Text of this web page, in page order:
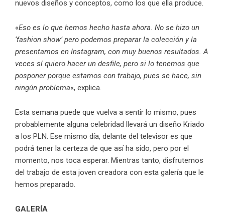
nuevos diseños y conceptos, como los que ella produce.
«Eso es lo que hemos hecho hasta ahora. No se hizo un
‘fashion show’ pero podemos preparar la colección y la
presentamos en Instagram, con muy buenos resultados. A
veces sí quiero hacer un desfile, pero si lo tenemos que
posponer porque estamos con trabajo, pues se hace, sin
ningún problema«, explica.
Esta semana puede que vuelva a sentir lo mismo, pues
probablemente alguna celebridad llevará un diseño Kriado
a los PLN. Ese mismo día, delante del televisor es que
podrá tener la certeza de que así ha sido, pero por el
momento, nos toca esperar. Mientras tanto, disfrutemos
del trabajo de esta joven creadora con esta galería que le
hemos preparado.
GALERÍA